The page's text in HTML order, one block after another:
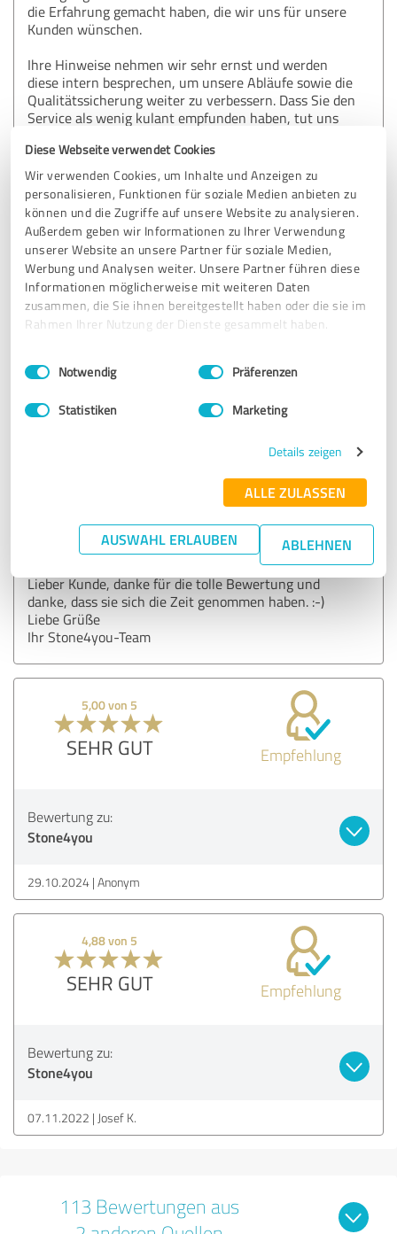
Diese Webseite verwendet Cookies
Wir verwenden Cookies, um Inhalte und Anzeigen zu
personalisieren, Funktionen für soziale Medien anbieten zu
können und die Zugriffe auf unsere Website zu analysieren.
Außerdem geben wir Informationen zu Ihrer Verwendung
unserer Website an unsere Partner für soziale Medien,
Werbung und Analysen weiter. Unsere Partner führen diese
Informationen möglicherweise mit weiteren Daten
zusammen, die Sie ihnen bereitgestellt haben oder die sie im
Rahmen Ihrer Nutzung der Dienste gesammelt haben.
Impressum Datenschutzbestimmungen
Einwilligungsauswahl
Notwendig Präferenzen
Statistiken Marketing
Details zeigen
ALLE ZULASSEN
AUSWAHL ERLAUBEN ABLEHNEN
die Erfahrung gemacht haben, die wir uns für unsere
Kunden wünschen.
Ihre Hinweise nehmen wir sehr ernst und werden
diese intern besprechen, um unsere Abläufe sowie die
Qualitätssicherung weiter zu verbessern. Dass Sie den
Service als wenig kulant empfunden haben, tut uns
lösungsorientiert und fair sein.
Wir würden uns freuen, wenn Sie uns weiterhin die
Chance geben, Sie bei zukünftigen Projekten von
unserer Qualität zu überzeugen.
Ihr Stone4you Team
5,00 von 5
SEHR GUT Empfehlung
Kommentar von Stone4you:
Lieber Kunde, danke für die tolle Bewertung und
danke, dass sie sich die Zeit genommen haben. :-)
Liebe Grüße
Ihr Stone4you-Team
5,00 von 5
SEHR GUT Empfehlung
Bewertung zu:
Stone4you
29.10.2024 Anonym
4,88 von 5
SEHR GUT Empfehlung
Bewertung zu:
Stone4you
07.11.2022 Josef K.
113 Bewertungen aus